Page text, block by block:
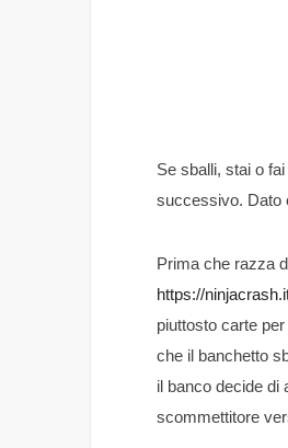
Se sballi, stai o
successivo. Dato
Prima che razza
https://
piuttosto carte
che il banchetto
il banco decide di
scommettitore